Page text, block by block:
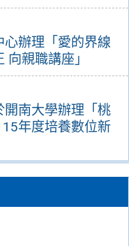
辦理「愛的界線
親職講座」
南大學辦理「桃
年度培養數位新